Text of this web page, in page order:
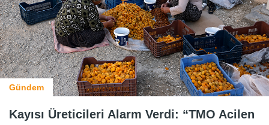
Gündem
Kayısı Üreticileri Alarm Verdi: “TMO Acilen